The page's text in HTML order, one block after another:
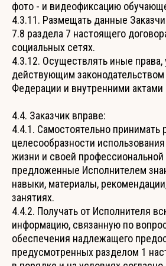
фото - и видеофиксацию
4.3.11. Размещать данные
7.8 раздела 7 настоящего
социальных сетях.
4.3.12. Осуществлять иные права,
действующим
Федерации и внутренними актами
4.4. Заказчик вправе:
4.4.1. Самостоятельно принимать
целесообразности
жизни и своей профессиональной
предложенные Исполнителем
навыки, материалы,
занятиях.
4.4.2. Получать от Исполнителя
информацию, связанную по
обеспечения надлежащего
предусмотренных разделом 1